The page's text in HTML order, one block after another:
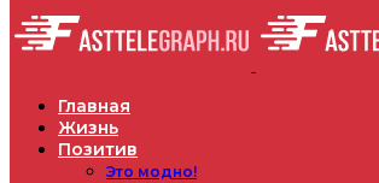
Главная
Жизнь
Позитив
Это модно!